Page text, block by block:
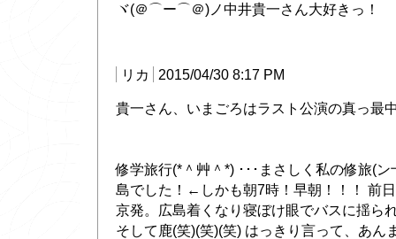
ヾ(＠⌒ー⌒＠)ノ中井貴一さん大好きっ！
リカ 2015/04/30 8:17 PM
貴一さん、いまごろはラスト公演の真っ最
修学旅行(*＾艸＾*) ･･･まさしく私の修旅(
島でした！←しかも朝7時！早朝！！！ 前
京発。広島着くなり寝ぼけ眼でバスに揺ら
そして鹿(笑)(笑)(笑) はっきり言って、あん